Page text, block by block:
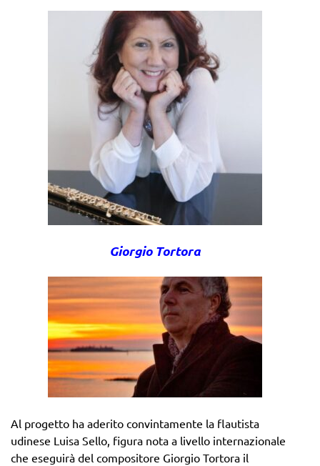
Giorgio Tortora
Al progetto ha aderito convintamente la flautista
udinese Luisa Sello, figura nota a livello internazionale
che eseguirà del compositore Giorgio Tortora il